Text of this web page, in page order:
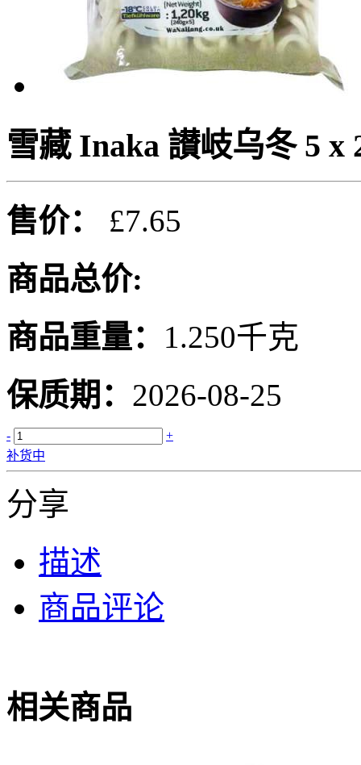
雪藏 Inaka 讃岐乌冬 5 x
售价：
£7.65
商品总价:
商品重量： 1.250千克
保质期： 2026-08-25
-
+
补货中
分享
描述
商品评论
相关商品